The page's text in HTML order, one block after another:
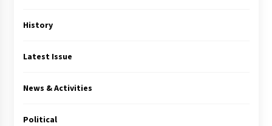
History
Latest Issue
News & Activities
Political